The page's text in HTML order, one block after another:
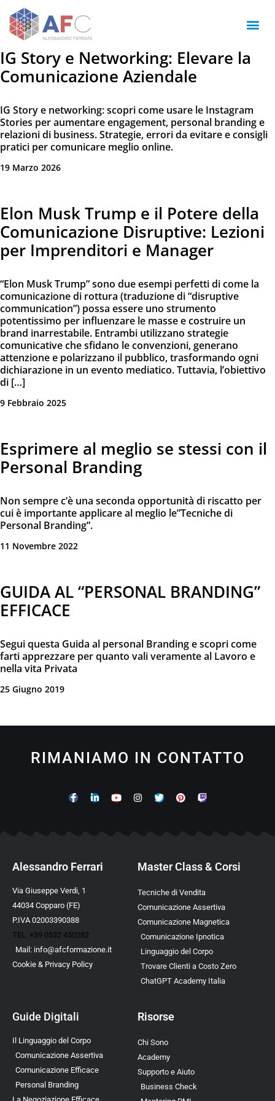
IG Story e Networking: Elevare la
Comunicazione Aziendale
IG Story e networking: scopri come usare le Instagram
Stories per aumentare engagement, personal branding e
relazioni di business. Strategie, errori da evitare e consigli
pratici per comunicare meglio online.
19 Marzo 2026
Elon Musk Trump e il Potere della
Comunicazione Disruptive: Lezioni
per Imprenditori e Manager
“Elon Musk Trump” sono due esempi perfetti di come la
comunicazione di rottura (traduzione di “disruptive
communication”) possa essere uno strumento
potentissimo per influenzare le masse e costruire un
brand inarrestabile. Entrambi utilizzano strategie
comunicative che sfidano le convenzioni, generano
attenzione e polarizzano il pubblico, trasformando ogni
dichiarazione in un evento mediatico. Tuttavia, l’obiettivo
di […]
9 Febbraio 2025
Esprimere al meglio se stessi con il
Personal Branding
Non sempre c’è una seconda opportunità di riscatto per
cui è importante applicare al meglio le”Tecniche di
Personal Branding”.
11 Novembre 2022
GUIDA AL “PERSONAL BRANDING”
EFFICACE
Segui questa Guida al personal Branding e scopri come
farti apprezzare per quanto vali veramente al Lavoro e
nella vita Privata
25 Giugno 2019
RIMANIAMO IN CONTATTO
Alessandro Ferrari
Via Giuseppe Verdi, 1
44034 Copparo (FE)
P.IVA 02003390388
TEL. +39 0532 450282
Mail: info@afcformazione.it
Cookie & Privacy Policy
Master Class & Corsi
Tecniche di Vendita
Comunicazione Assertiva
Comunicazione Magnetica
Comunicazione Ipnotica
Linguaggio del Corpo
Trovare Clienti a Costo Zero
ChatGPT Academy Italia
Guide Digitali
Il Linguaggio del Corpo
Comunicazione Assertiva
Comunicazione Efficace
Personal Branding
Risorse
Chi Sono
Academy
Supporto e Aiuto
Business Check